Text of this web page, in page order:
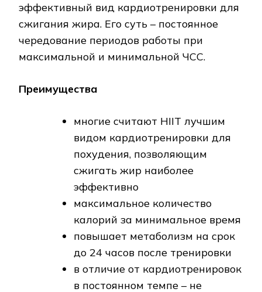
эффективный вид кардиотренировки для
сжигания жира. Его суть – постоянное
чередование периодов работы при
максимальной и минимальной ЧСС.
Преимущества
многие считают HIIT лучшим
видом кардиотренировки для
похудения, позволяющим
сжигать жир наиболее
эффективно
максимальное количество
калорий за минимальное время
повышает метаболизм на срок
до 24 часов после тренировки
в отличие от кардиотренировок
в постоянном темпе – не